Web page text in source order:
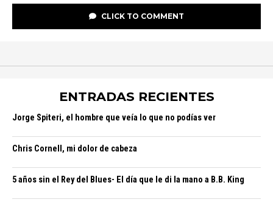
CLICK TO COMMENT
ENTRADAS RECIENTES
Jorge Spiteri, el hombre que veía lo que no podías ver
Chris Cornell, mi dolor de cabeza
5 años sin el Rey del Blues- El día que le di la mano a B.B. King